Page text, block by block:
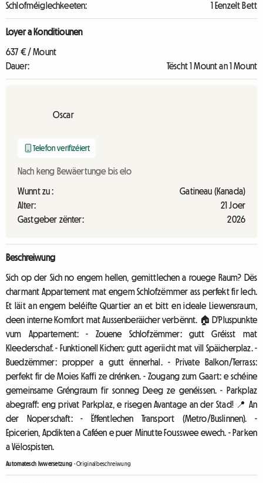
Schlofméiglechkeeten:
1 Eenzelt Bett
Loyer a Konditiounen
637 € / Mount
Dauer:
Tëscht 1 Mount an 1 Mount
Oscar
Telefon verifizéiert
Nach keng Bewäertunge bis elo
Wunnt zu :
Gatineau (Kanada)
Alter:
21 Joer
Gastgeber zënter:
2026
Beschreiwung
Sich op der Sich no engem hellen, gemittlechen a rouege Raum? Dës
charmant Appartement mat engem Schlofzëmmer ass perfekt fir Iech.
Et läit an engem beléifte Quartier an et bitt en ideale Liewensraum,
deen interne Komfort mat Aussenberäicher verbënnt. 🏠 D'Pluspunkte
vum Appartement: - Zouene Schlofzëmmer: gutt Gréisst mat
Kleederschaf. - Funktionell Kichen: gutt ageriicht mat vill Späicherplaz. -
Buedzëmmer: propper a gutt ënnerhal. - Private Balkon/Terrass:
perfekt fir de Moies Kaffi ze drénken. - Zougang zum Gaart: e schéine
gemeinsame Gréngraum fir sonneg Deeg ze genéissen. - Parkplaz
abegraff: eng privat Parkplaz, e risegen Avantage an der Stad! 📍 An
der Noperschaft: - Ëffentlechen Transport (Metro/Buslinnen). -
Epicerien, Apdikten a Caféen e puer Minutte Fousswee ewech. - Parken
a Vëlospisten.
Automatesch Iwwersetzung -Originalbeschreiwung